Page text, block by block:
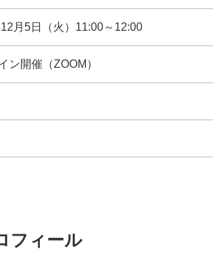
月5日（火）11:00～12:00
ン開催（ZOOM）
フィール